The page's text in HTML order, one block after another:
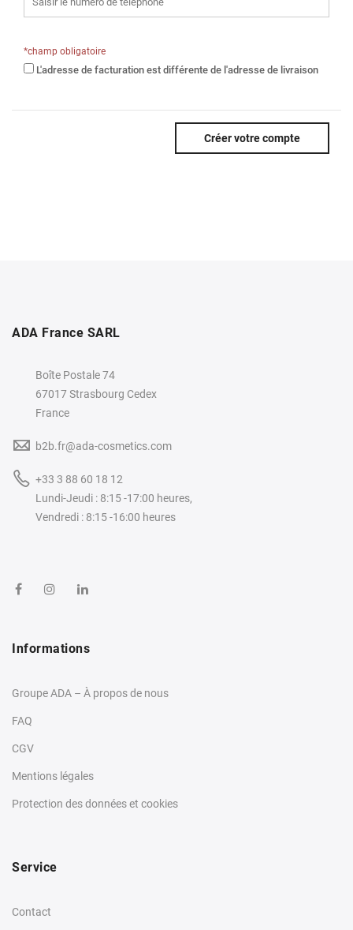
*champ obligatoire
L'adresse de facturation est différente de l'adresse de livraison
Créer votre compte
ADA France SARL
Boîte Postale 74
67017 Strasbourg Cedex
France
b2b.fr@ada-cosmetics.com
+33 3 88 60 18 12
Lundi-Jeudi : 8:15 -17:00 heures,
Vendredi : 8:15 -16:00 heures
Informations
Groupe ADA – À propos de nous
FAQ
CGV
Mentions légales
Protection des données et cookies
Service
Contact